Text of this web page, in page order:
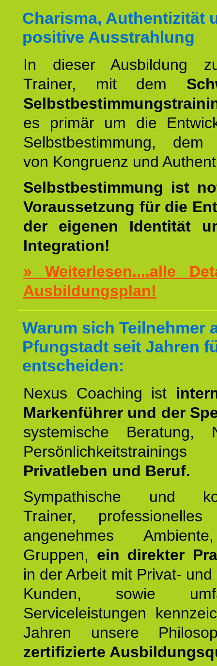
Charisma, Authentizität
positive Ausstrahlung
In dieser Ausbildung
Trainer, mit dem
es primär um die
Selbstbestimmung, dem
von Kongruenz und
Selbstbestimmung ist
Voraussetzung für die
der eigenen Identität
Integration!
» Weiterlesen....alle
Ausbildungsplan!
Warum sich Teilnehmer
Pfungstadt seit Jahren
entscheiden:
Nexus Coaching ist
Markenführer und der
systemische Beratung,
Privatleben und Beruf.
Sympathische und
Trainer, professionelles
angenehmes
Gruppen, ein direkter
in der Arbeit mit Privat-
Kunden, sowie
Serviceleistungen
Jahren unsere
zertifizierte